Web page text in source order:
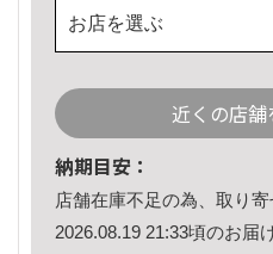
お店を選ぶ
近くの店舗
納期目安：
店舗在庫不足の為、取り寄
2026.08.19 21:33頃のお届